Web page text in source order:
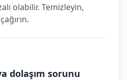
olabilir. Temizleyin,
dolaşım sorunu